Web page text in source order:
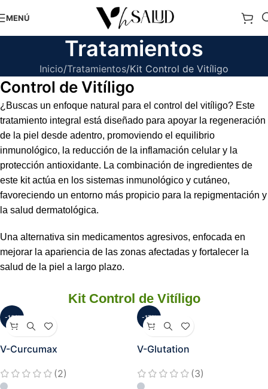
MENÚ
Tratamientos
Inicio Tratamientos Kit Control de Vitíligo
Control de Vitíligo
¿Buscas un enfoque natural para el control del vitíligo? Este
tratamiento integral está diseñado para apoyar la regeneración
de la piel desde adentro, promoviendo el equilibrio
inmunológico, la reducción de la inflamación celular y la
protección antioxidante. La combinación de ingredientes de
este kit actúa en los sistemas inmunológico y cutáneo,
favoreciendo un entorno más propicio para la repigmentación y
la salud dermatológica.
Una alternativa sin medicamentos agresivos, enfocada en
mejorar la apariencia de las zonas afectadas y fortalecer la
salud de la piel a largo plazo.
Kit Control de Vitíligo
-13%
V-Curcumax
(2)
-17%
V-Glutation
(3)